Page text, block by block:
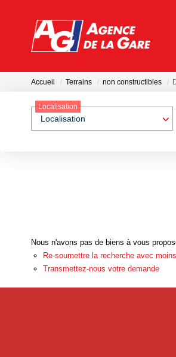
Accueil Terrains non constructibles
Localisation
Localisation
Nous n'avons pas de biens à vous
Re-soumettre la recherche avec
Transmettez-nous votre demande